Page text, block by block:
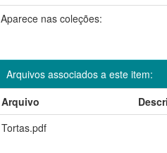
Aparece nas coleções:
Arquivos associados a este item:
Arquivo
Tortas.pdf